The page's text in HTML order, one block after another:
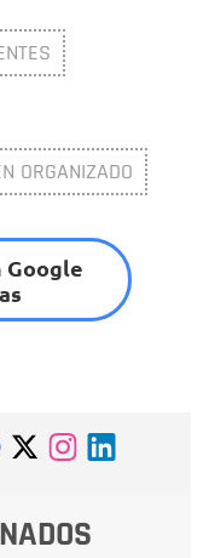
ORGANIZADO
Google